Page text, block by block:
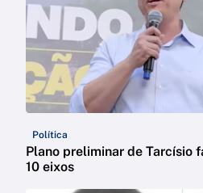
Política
Plano preliminar de Tarcísio
10 eixos